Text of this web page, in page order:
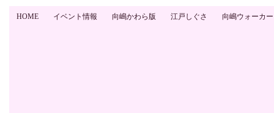
HOME イベント情報 向嶋かわら版 江戸しぐさ 向嶋ウォーカー